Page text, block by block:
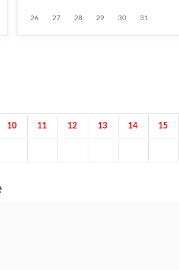
26 27 28 29 30 31
10 11 12 13 14 15